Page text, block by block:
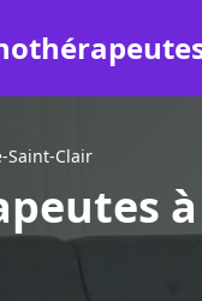
Saint-Clair